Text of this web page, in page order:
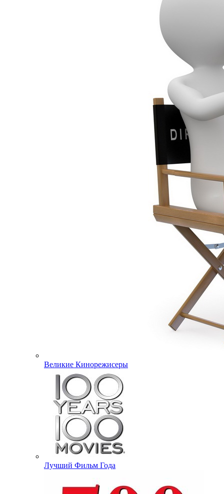
Великие Кинорежисеры
Лучший Фильм Года